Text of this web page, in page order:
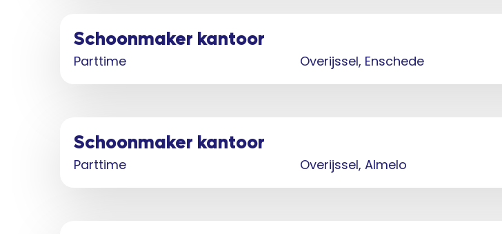
Schoonmaker kantoor
Parttime Overijssel, Enschede
Schoonmaker kantoor
Parttime Overijssel, Almelo